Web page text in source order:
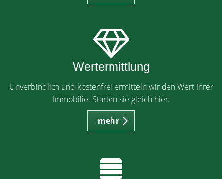
Wertermittlung
Unverbindlich und kostenfrei ermitteln wir den Wert Ihrer
Immobilie. Starten sie gleich hier.
mehr